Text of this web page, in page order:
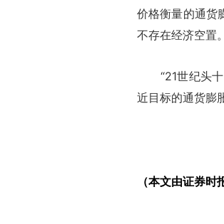
价格衡量的通货
不存在经济空置。
“21世纪头十
近目标的通货膨
（本文由证券